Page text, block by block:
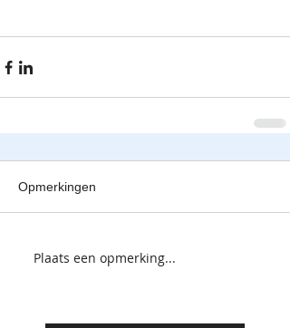
Opmerkingen
Plaats een opmerking...